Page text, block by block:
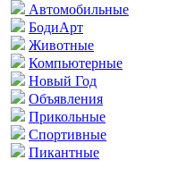
Автомобильные
БодиАрт
Животные
Компьютерные
Новый Год
Объявления
Прикольные
Спортивные
Пикантные